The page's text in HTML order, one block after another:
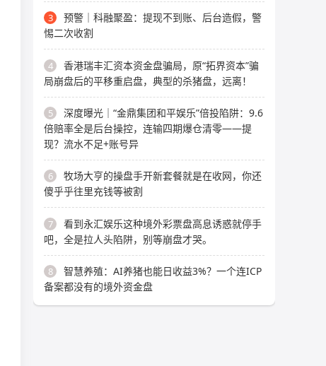
3
预警｜科融聚盈：提现不到账、后台造假，警
惕二次收割
4
香港瑞丰汇资本资金盘骗局，原“拓界资本”骗
局崩盘后的平移重启盘，典型的杀猪盘，远离！
5
深度曝光｜“金鼎集团和平娱乐”倍投陷阱：9.6
倍赔率全是后台操控，连输四期爆仓清零——提
现？流水不足+账号异
6
牧场大亨的操盘手开新套餐就是在收网，你还
傻乎乎往里充钱等被割
7
看到永汇娱乐这种境外彩票盘高息诱惑就停手
吧，全是拉人头陷阱，别等崩盘才哭。
8
智慧养殖：AI养猪也能日收益3%？一个连ICP
备案都没有的境外资金盘